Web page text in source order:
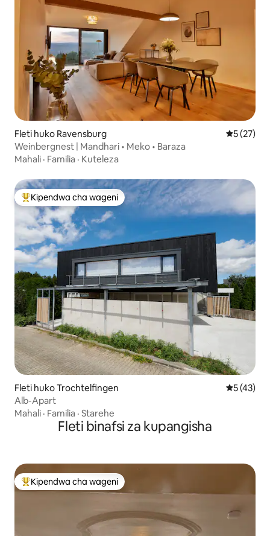
Fleti huko Ravensburg Ukadiriaji
5 (27)
Weinbergnest | Mandhari • Meko • Baraza
Mahali · Familia · Kuteleza
Kipendwa maarufu cha wageni
Kipendwa cha wageni
Fleti huko Trochtelfingen Ukadiriaji
5 (43)
Alb-Apart
Mahali · Familia · Starehe
Fleti binafsi za kupangisha
Kipendwa maarufu cha wageni
Kipendwa cha wageni